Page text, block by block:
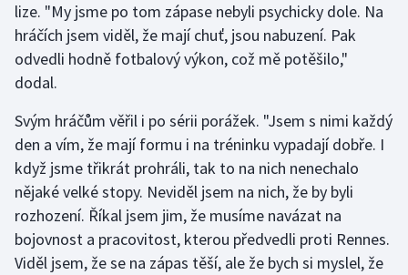
Moderní pětiboj
Motorsport
Olympijské hry
Parasport
Plavání
Plážový volejbal
lize. "My jsme po tom zápase nebyli psychicky dole. Na
hráčích jsem viděl, že mají chuť, jsou nabuzení. Pak
odvedli hodně fotbalový výkon, což mě potěšilo,"
dodal.
Svým hráčům věřil i po sérii porážek. "Jsem s nimi každý
den a vím, že mají formu i na tréninku vypadají dobře. I
když jsme třikrát prohráli, tak to na nich nenechalo
nějaké velké stopy. Neviděl jsem na nich, že by byli
rozhození. Říkal jsem jim, že musíme navázat na
bojovnost a pracovitost, kterou předvedli proti Rennes.
Viděl jsem, že se na zápas těší, ale že bych si myslel, že